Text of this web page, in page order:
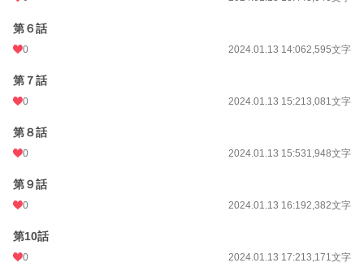
第６話
0 2024.01.13 14:062,595文字
第７話
0 2024.01.13 15:213,081文字
第８話
0 2024.01.13 15:531,948文字
第９話
0 2024.01.13 16:192,382文字
第10話
0 2024.01.13 17:213,171文字